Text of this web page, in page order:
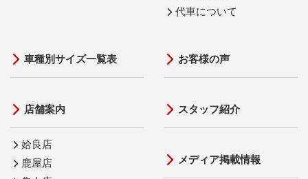
代車について
車種別サイズ一覧表
店舗案内
姶良店
鹿屋店
お客様の声
スタッフ紹介
メディア掲載情報